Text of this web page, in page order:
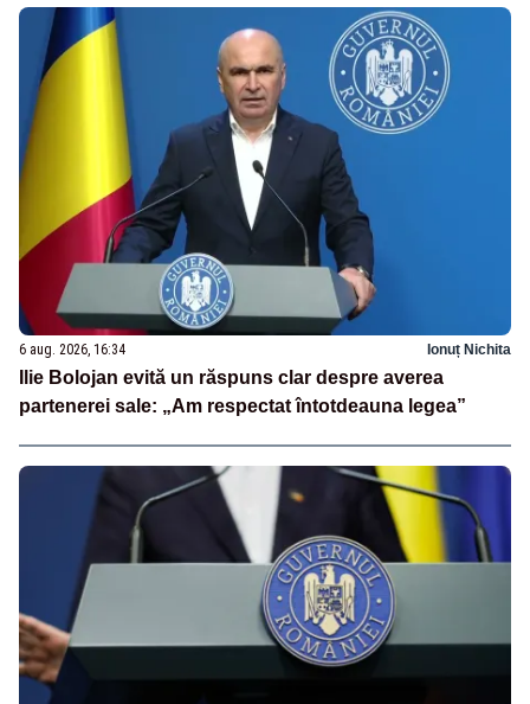
6 aug. 2026, 16:34 Ionuț Nichita
Ilie Bolojan evită un răspuns clar despre averea
partenerei sale: „Am respectat întotdeauna legea”